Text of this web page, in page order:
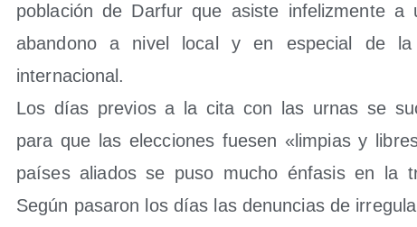
pobla­ción de Dar­fur que asis­te infe­liz­men­te a
aban­dono a nivel local y en espe­cial de la
internacional.
Los días pre­vios a la cita con las urnas se
para que las elec­cio­nes fue­sen «lim­pias y
paí­ses alia­dos se puso mucho énfa­sis en la
Según pasa­ron los días las denun­cias de